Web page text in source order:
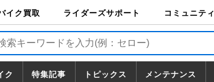
イク買取
イク買取
ライダーズサポート
ライダーズサポート
TOP
バイク輸送
バイクガレージライ
フ
バイク車両保険
ロードサービス
バイク試乗
コミュニティ
ク 特集記事 トピックス メンテナンス